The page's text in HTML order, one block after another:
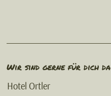
Wir sind gerne für dich da
Hotel Ortler